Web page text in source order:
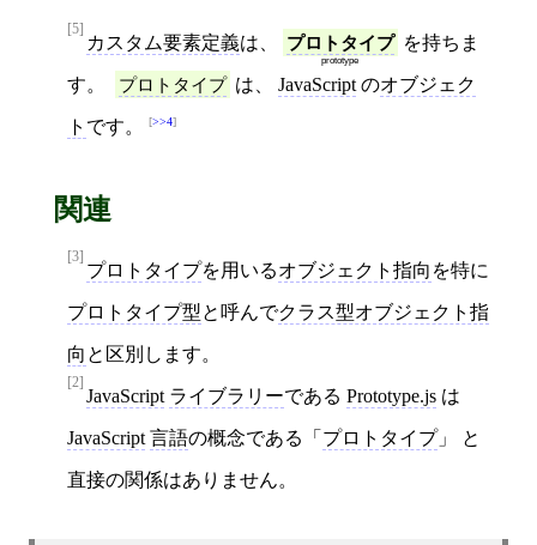
[5]
カスタム要素定義は、 プロトタイプ
prototype
を持ちま
す。 プロトタイプ は、 JavaScriptのオブジェク
ト です。 >>4
関連
[3]
プロトタイプを用いるオブジェクト指向 を特に
プロトタイプ型と呼んでクラス型オブジェクト指
向 と区別します。
[2]
JavaScript ライブラリーである Prototype.js は
JavaScript 言語の概念である「 プロトタイプ」 と
直接の関係はありません。